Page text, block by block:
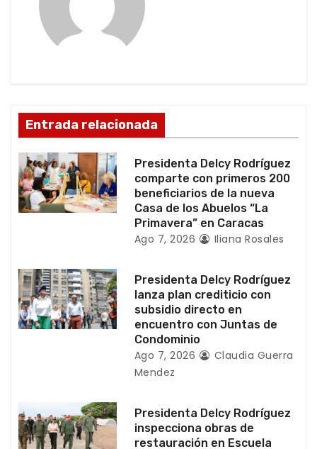
d
e
e
n
r
a
d
Entrada relacionada
Presidenta Delcy Rodríguez
comparte con primeros 200
beneficiarios de la nueva
Casa de los Abuelos “La
Primavera” en Caracas
Ago 7, 2026 Iliana Rosales
Presidenta Delcy Rodríguez
lanza plan crediticio con
subsidio directo en
encuentro con Juntas de
Condominio
Ago 7, 2026
Claudia Guerra
Mendez
Presidenta Delcy Rodríguez
inspecciona obras de
restauración en Escuela